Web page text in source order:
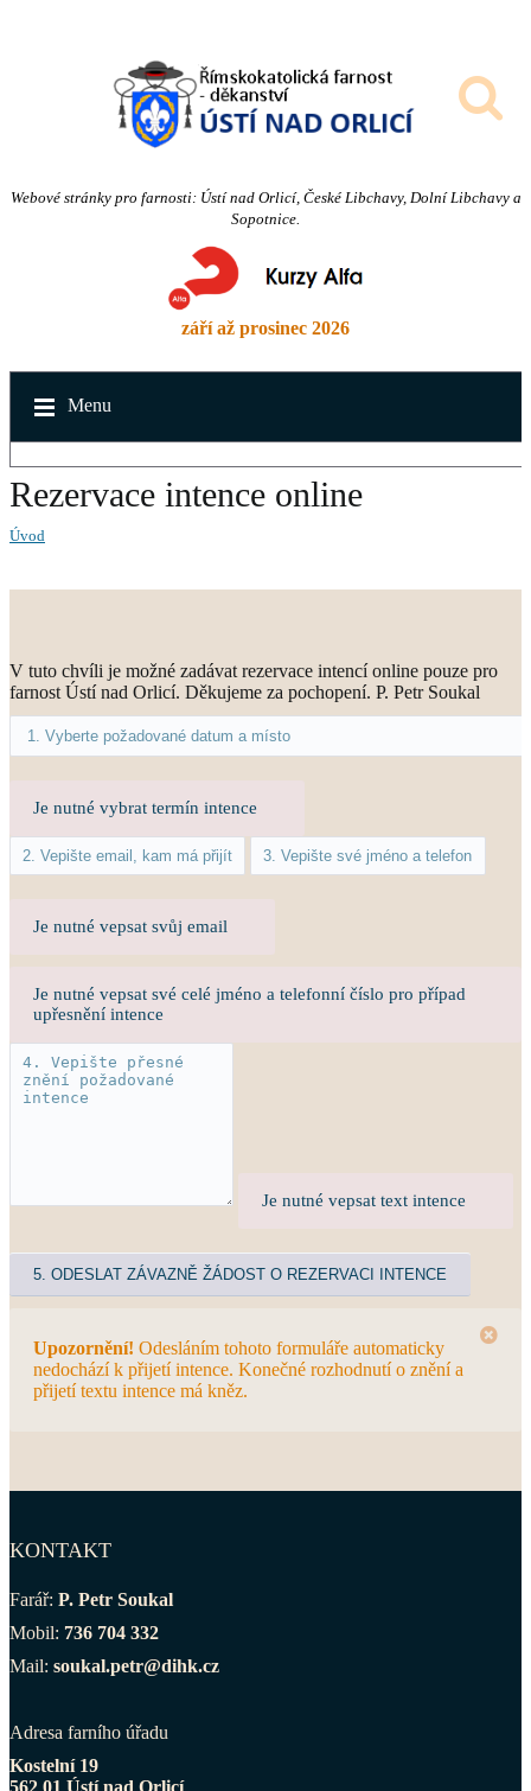
Webové stránky pro farnosti: Ústí nad Orlicí, České Libchavy, Dolní Libchavy a
Sopotnice.
září až prosinec 2026
Menu
Rezervace intence online
Úvod
V tuto chvíli je možné zadávat rezervace intencí online pouze pro
farnost Ústí nad Orlicí. Děkujeme za pochopení. P. Petr Soukal
Je nutné vybrat termín intence
Je nutné vepsat svůj email
Je nutné vepsat své celé jméno a telefonní číslo pro případ
upřesnění intence
Je nutné vepsat text intence
Upozornění! Odesláním tohoto formuláře automaticky
nedochází k přijetí intence. Konečné rozhodnutí o znění a
přijetí textu intence má kněz.
KONTAKT
Farář: P. Petr Soukal
Mobil: 736 704 332
Mail: soukal.petr@dihk.cz
Adresa farního úřadu
Kostelní 19
562 01 Ústí nad Orlicí